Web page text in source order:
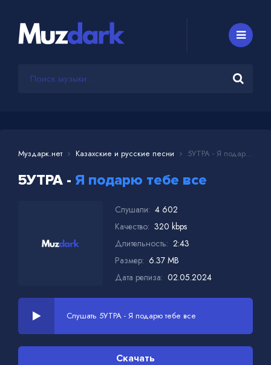
Муздарк.нет Казахские и русские песни 5УТРА - Я подарю тебе все
5УТРА - Я подарю тебе все
Слушали: 4 602
Качество: 320 kbps
Длительность: 2:43
Размер: 6.37 MB
Дата релиза: 02.05.2024
Слушать 5УТРА - Я подарю тебе все
Скачать